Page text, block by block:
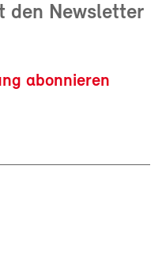
den Newsletter
abonnieren